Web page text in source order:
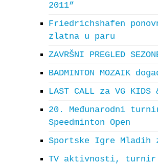
2011”
Friedrichshafen
zlatna u paru
ZAVRŠNI PREGLED
BADMINTON MOZAIK
LAST CALL za VG KIDS
20. Međunarodni
Speedminton Open
Sportske Igre
TV aktivnosti, turnir